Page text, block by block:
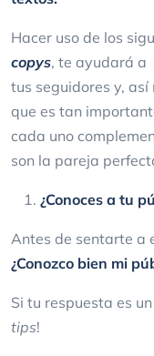
Hacer uso de los
copys, te ayudará a
tus seguidores y,
que es tan
cada uno
son la pareja
¿Conoces a tu
Antes de sentarte a
¿Conozco bien mi
Si tu respuesta es
tips!